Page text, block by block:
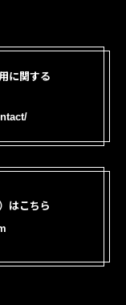
に関する
はこちら